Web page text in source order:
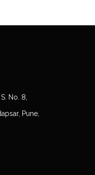
No. 8,
Pune,